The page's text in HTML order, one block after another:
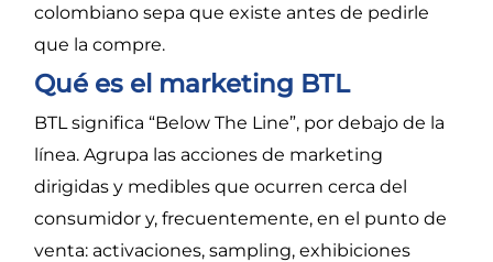
colombiano sepa que existe antes de pedirle
que la compre.
Qué es el marketing BTL
BTL significa “Below The Line”, por debajo de la
línea. Agrupa las acciones de marketing
dirigidas y medibles que ocurren cerca del
consumidor y, frecuentemente, en el punto de
venta: activaciones, sampling, exhibiciones